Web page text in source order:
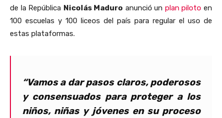
de la República Nicolás Maduro anunció un plan piloto en
100 escuelas y 100 liceos del país para regular el uso de
estas plataformas.
“Vamos a dar pasos claros, poderosos
y consensuados para proteger a los
niños, niñas y jóvenes en su proceso